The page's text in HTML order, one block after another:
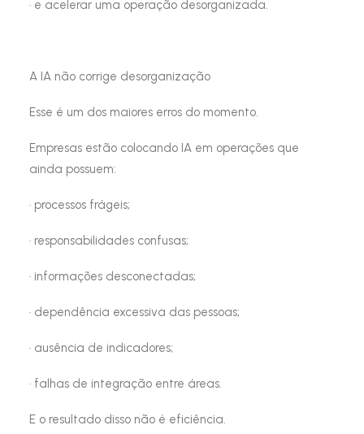
· e acelerar uma operação desorganizada.
A IA não corrige desorganização
Esse é um dos maiores erros do momento.
Empresas estão colocando IA em operações que
ainda possuem:
· processos frágeis;
· responsabilidades confusas;
· informações desconectadas;
· dependência excessiva das pessoas;
· ausência de indicadores;
· falhas de integração entre áreas.
E o resultado disso não é eficiência.